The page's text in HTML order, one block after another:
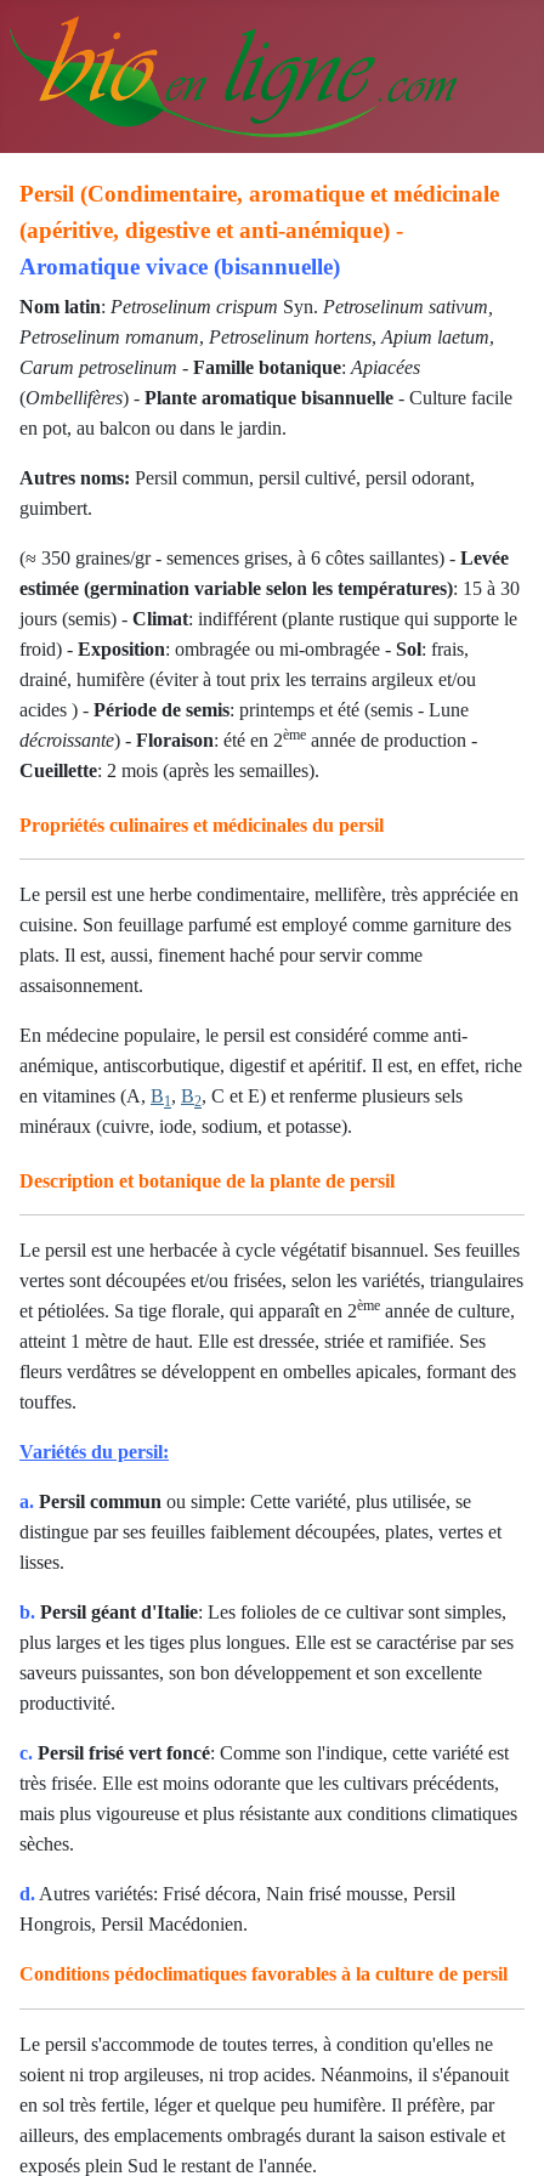
Persil (Condimentaire, aromatique et médicinale
(apéritive, digestive et anti-anémique) -
Aromatique vivace (bisannuelle)
Nom latin: Petroselinum crispum Syn. Petroselinum sativum,
Petroselinum romanum, Petroselinum hortens, Apium laetum,
Carum petroselinum - Famille botanique: Apiacées
(Ombellifères) - Plante aromatique bisannuelle - Culture facile
en pot, au balcon ou dans le jardin.
Autres noms: Persil commun, persil cultivé, persil odorant,
guimbert.
(≈ 350 graines/gr - semences grises, à 6 côtes saillantes) - Levée
estimée (germination variable selon les températures): 15 à 30
jours (semis) - Climat: indifférent (plante rustique qui supporte le
froid) - Exposition: ombragée ou mi-ombragée - Sol: frais,
drainé, humifère (éviter à tout prix les terrains argileux et/ou
acides ) - Période de semis: printemps et été (semis - Lune
décroissante) - Floraison: été en 2ème année de production -
Cueillette: 2 mois (après les semailles).
Propriétés culinaires et médicinales du persil
Le persil est une herbe condimentaire, mellifère, très appréciée en
cuisine. Son feuillage parfumé est employé comme garniture des
plats. Il est, aussi, finement haché pour servir comme
assaisonnement.
En médecine populaire, le persil est considéré comme anti-
anémique, antiscorbutique, digestif et apéritif. Il est, en effet, riche
en vitamines (A, B1, B2, C et E) et renferme plusieurs sels
minéraux (cuivre, iode, sodium, et potasse).
Description et botanique de la plante de persil
Le persil est une herbacée à cycle végétatif bisannuel. Ses feuilles
vertes sont découpées et/ou frisées, selon les variétés, triangulaires
et pétiolées. Sa tige florale, qui apparaît en 2ème année de culture,
atteint 1 mètre de haut. Elle est dressée, striée et ramifiée. Ses
fleurs verdâtres se développent en ombelles apicales, formant des
touffes.
Variétés du persil:
a. Persil commun ou simple: Cette variété, plus utilisée, se
distingue par ses feuilles faiblement découpées, plates, vertes et
lisses.
b. Persil géant d'Italie: Les folioles de ce cultivar sont simples,
plus larges et les tiges plus longues. Elle est se caractérise par ses
saveurs puissantes, son bon développement et son excellente
productivité.
c. Persil frisé vert foncé: Comme son l'indique, cette variété est
très frisée. Elle est moins odorante que les cultivars précédents,
mais plus vigoureuse et plus résistante aux conditions climatiques
sèches.
d. Autres variétés: Frisé décora, Nain frisé mousse, Persil
Hongrois, Persil Macédonien.
Conditions pédoclimatiques favorables à la culture de persil
Le persil s'accommode de toutes terres, à condition qu'elles ne
soient ni trop argileuses, ni trop acides. Néanmoins, il s'épanouit
en sol très fertile, léger et quelque peu humifère. Il préfère, par
ailleurs, des emplacements ombragés durant la saison estivale et
exposés plein Sud le restant de l'année.